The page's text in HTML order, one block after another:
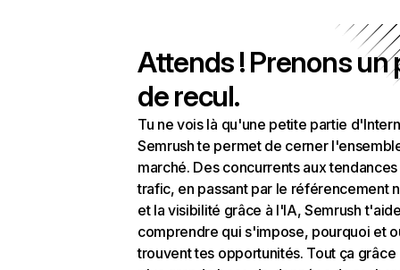
Attends ! Prenons un
de recul.
Tu ne vois là qu'une petite partie
Semrush te permet de cerner
marché. Des concurrents aux
trafic, en passant par le référencement
et la visibilité grâce à l'IA, Semrush
comprendre qui s'impose, pourquoi et
trouvent tes opportunités. Tout ça grâce